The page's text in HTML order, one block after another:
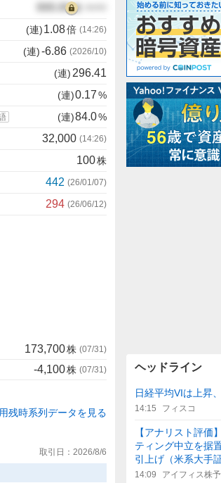
000.00倍
(連)1.08倍 (14:26)
(連)-6.86 (2026/10)
(連) 296.41
(連)0.17%
(連)84.0%
32,000 (14:26)
100株
442 (26/01/07)
294 (26/06/12)
173,700株 (07/31 )
-4,100株 (07/31 )
残時系列データを見る
取引日： 2026/8/6
ヘッドライン
日経平均VIは上昇
14:15 フィスコ
【アナリスト評価
ティング中立を据
引上げ（米系大手証
14:09 アイフィス株